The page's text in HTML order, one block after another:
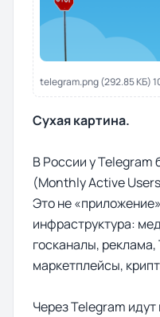
telegram.png (292.85 КБ)
Сухая картина.
В России у Telegram
(Monthly Active
Это не
инфраструктура:
госканалы,
маркетплейсы,
Через Telegram